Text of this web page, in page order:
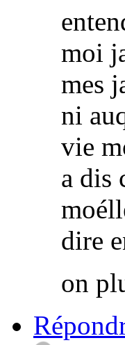
moi
mes
ni
vie
a dis
dire
on